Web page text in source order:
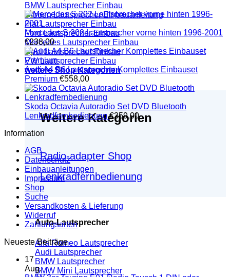
BMW Lautsprecher Einbau
Citroen Lautsprecher Einbauanleitung
Fiat Lautsprecher Einbau
Ford Lautsprecher Einbau
Mercedes Lautsprecher Einbau
Opel Lautsprecher Einbau
VW Lautsprecher Einbau
weitere Shop Kategorien
Weitere Kategorien
Radio-adapter Shop
Lenkradfernbedienung
Auto-Lautsprecher
Alfa Romeo Lautsprecher
Audi Lautsprecher
BMW Lautsprecher
BMW Mini Lautsprecher
Mercedes S 202 Lautsprecher vorne hinten 1996-2001
€238,00
Audi A4 B6 Lautsprecher Komplettes Einbauset
Premium €558,00
Skoda Octavia Autoradio Set DVD Bluetooth
Lenkradfernbedienung €359,00
Information
AGB
Datenschutz
Einbauanleitungen
Impressum
Shop
Suche
Versandkosten & Lieferung
Widerruf
Zahlungsarten
Neueste Beiträge
17
Aug.